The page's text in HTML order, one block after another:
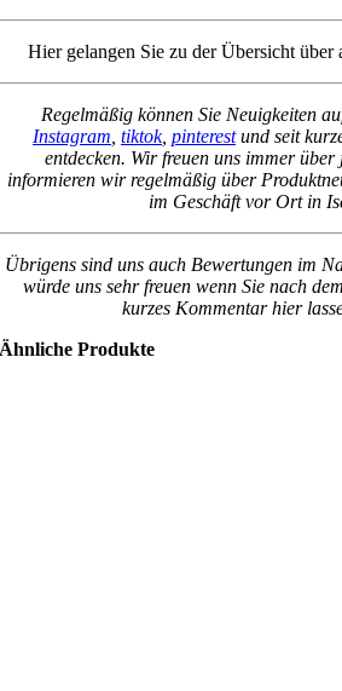
Hier gelangen Sie zu der Übersicht über
Regelmäßig können Sie Neuigkeiten
Instagram tiktok, pinterestund seit
entdecken. Wir freuen uns immer
informieren wir regelmäßig über
im Geschäft vor Ort in
Übrigens sind uns auch Bewertungen im
würde uns sehr freuen wenn Sie nach
kurzes Kommentar hier
Ähnliche Produkte